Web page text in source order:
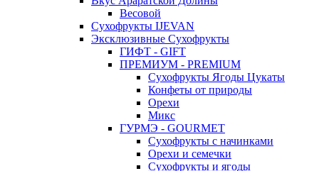
Весовой
Сухофрукты IJEVAN
Эксклюзивные Сухофрукты
ГИФТ - GIFT
ПРЕМИУМ - PREMIUM
Сухофрукты Ягоды Цукаты
Конфеты от природы
Орехи
Микс
ГУРМЭ - GOURMET
Сухофрукты с начинками
Орехи и семечки
Сухофрукты и ягоды